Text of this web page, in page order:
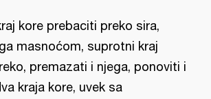
kore prebaciti preko sira,
masnoćom, suprotni kraj
premazati i njega, ponoviti i
kraja kore, uvek sa